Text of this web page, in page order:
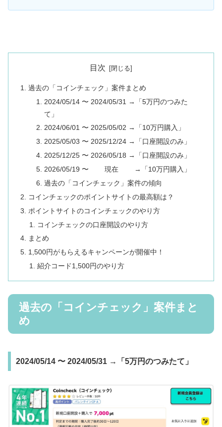
目次
過去の「コインチェック」案件まとめ
2024/05/14 〜 2024/05/31 →「5万円のつみた
て」
2024/06/01 〜 2025/05/02 →「10万円購入」
2025/05/03 〜 2025/12/24 →「口座開設のみ」
2025/12/25 〜 2026/05/18 →「口座開設のみ」
2026/05/19 〜 現在 →「10万円購入」
過去の「コインチェック」案件の傾向
コインチェックのポイントサイトの最高額は？
ポイントサイトのコインチェックのやり方
コインチェックの口座開設のやり方
まとめ
1,500円がもらえるキャンペーンが開催中！
紹介コード1,500円のやり方
過去の「コインチェック」案件まと
め
2024/05/14 〜 2024/05/31 →「5万円のつみたて」